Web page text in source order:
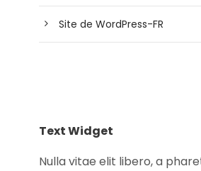
Site de WordPress-FR
Text Widget
Nulla vitae elit libero, a